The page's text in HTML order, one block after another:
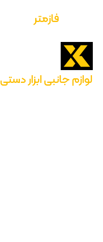
فازمتر
لوازم جانبی ابزار دستی